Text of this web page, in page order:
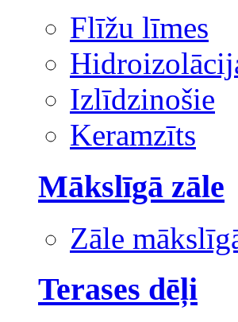
Flīžu līmes
Izlīdzinošie
Keramzīts
Mākslīgā zāle
Zāle
Terases dēļi